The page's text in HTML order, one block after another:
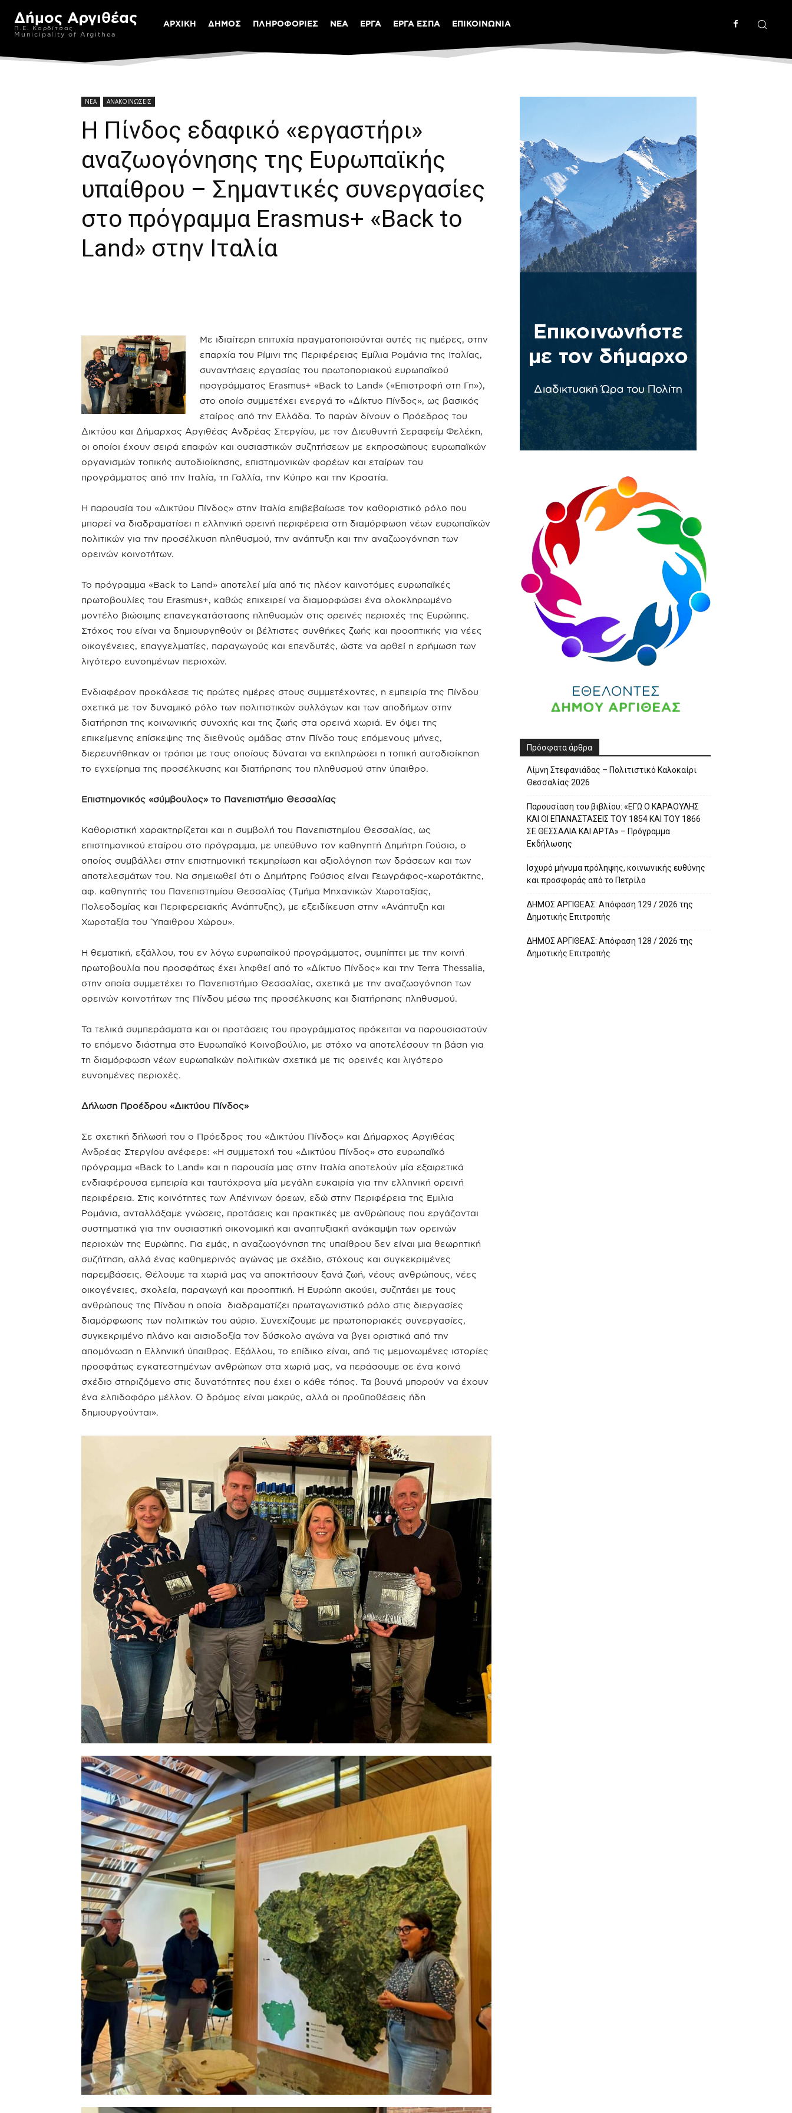
Δήμος Αργιθέας
Π.Ε. Καρδίτσας
Municipality of Argithea
ΑΡΧΙΚΗ ΔΗΜΟΣ ΠΛΗΡΟΦΟΡΙΕΣ ΝΕΑ ΕΡΓΑ ΕΡΓΑ ΕΣΠΑ ΕΠΙΚΟΙΝΩΝΙΑ
ΝΕΑ ΑΝΑΚΟΙΝΩΣΕΙΣ
Η Πίνδος εδαφικό «εργαστήρι»
αναζωογόνησης της Ευρωπαϊκής
υπαίθρου – Σημαντικές συνεργασίες
στο πρόγραμμα Erasmus+ «Back to
Land» στην Ιταλία
Με ιδιαίτερη επιτυχία πραγματοποιούνται αυτές τις ημέρες, στην
επαρχία του Ρίμινι της Περιφέρειας Εμίλια Ρομάνια της Ιταλίας,
συναντήσεις εργασίας του πρωτοποριακού ευρωπαϊκού
προγράμματος Erasmus+ «Back to Land» («Επιστροφή στη Γη»),
στο οποίο συμμετέχει ενεργά το «Δίκτυο Πίνδος», ως βασικός
εταίρος από την Ελλάδα. Το παρών δίνουν ο Πρόεδρος του
Δικτύου και Δήμαρχος Αργιθέας Ανδρέας Στεργίου, με τον Διευθυντή Σεραφείμ Φελέκη,
οι οποίοι έχουν σειρά επαφών και ουσιαστικών συζητήσεων με εκπροσώπους ευρωπαϊκών
οργανισμών τοπικής αυτοδιοίκησης, επιστημονικών φορέων και εταίρων του
προγράμματος από την Ιταλία, τη Γαλλία, την Κύπρο και την Κροατία.
Η παρουσία του «Δικτύου Πίνδος» στην Ιταλία επιβεβαίωσε τον καθοριστικό ρόλο που
μπορεί να διαδραματίσει η ελληνική ορεινή περιφέρεια στη διαμόρφωση νέων ευρωπαϊκών
πολιτικών για την προσέλκυση πληθυσμού, την ανάπτυξη και την αναζωογόνηση των
ορεινών κοινοτήτων.
Το πρόγραμμα «Back to Land» αποτελεί μία από τις πλέον καινοτόμες ευρωπαϊκές
πρωτοβουλίες του Erasmus+, καθώς επιχειρεί να διαμορφώσει ένα ολοκληρωμένο
μοντέλο βιώσιμης επανεγκατάστασης πληθυσμών στις ορεινές περιοχές της Ευρώπης.
Στόχος του είναι να δημιουργηθούν οι βέλτιστες συνθήκες ζωής και προοπτικής για νέες
οικογένειες, επαγγελματίες, παραγωγούς και επενδυτές, ώστε να αρθεί η ερήμωση των
λιγότερο ευνοημένων περιοχών.
Ενδιαφέρον προκάλεσε τις πρώτες ημέρες στους συμμετέχοντες, η εμπειρία της Πίνδου
σχετικά με τον δυναμικό ρόλο των πολιτιστικών συλλόγων και των αποδήμων στην
διατήρηση της κοινωνικής συνοχής και της ζωής στα ορεινά χωριά. Εν όψει της
επικείμενης επίσκεψης της διεθνούς ομάδας στην Πίνδο τους επόμενους μήνες,
διερευνήθηκαν οι τρόποι με τους οποίους δύναται να εκπληρώσει η τοπική αυτοδιοίκηση
το εγχείρημα της προσέλκυσης και διατήρησης του πληθυσμού στην ύπαιθρο.
Επιστημονικός «σύμβουλος» το Πανεπιστήμιο Θεσσαλίας
Καθοριστική χαρακτηρίζεται και η συμβολή του Πανεπιστημίου Θεσσαλίας, ως
επιστημονικού εταίρου στο πρόγραμμα, με υπεύθυνο τον καθηγητή Δημήτρη Γούσιο, ο
οποίος συμβάλλει στην επιστημονική τεκμηρίωση και αξιολόγηση των δράσεων και των
αποτελεσμάτων του. Να σημειωθεί ότι ο Δημήτρης Γούσιος είναι Γεωγράφος-χωροτάκτης,
αφ. καθηγητής του Πανεπιστημίου Θεσσαλίας (Τμήμα Μηχανικών Χωροταξίας,
Πολεοδομίας και Περιφερειακής Ανάπτυξης), με εξειδίκευση στην «Ανάπτυξη και
Χωροταξία του Ύπαιθρου Χώρου».
Η θεματική, εξάλλου, του εν λόγω ευρωπαϊκού προγράμματος, συμπίπτει με την κοινή
πρωτοβουλία που προσφάτως έχει ληφθεί από το «Δίκτυο Πίνδος» και την Terra Thessalia,
στην οποία συμμετέχει το Πανεπιστήμιο Θεσσαλίας, σχετικά με την αναζωογόνηση των
ορεινών κοινοτήτων της Πίνδου μέσω της προσέλκυσης και διατήρησης πληθυσμού.
Τα τελικά συμπεράσματα και οι προτάσεις του προγράμματος πρόκειται να παρουσιαστούν
το επόμενο διάστημα στο Ευρωπαϊκό Κοινοβούλιο, με στόχο να αποτελέσουν τη βάση για
τη διαμόρφωση νέων ευρωπαϊκών πολιτικών σχετικά με τις ορεινές και λιγότερο
ευνοημένες περιοχές.
Δήλωση Προέδρου «Δικτύου Πίνδος»
Σε σχετική δήλωσή του ο Πρόεδρος του «Δικτύου Πίνδος» και Δήμαρχος Αργιθέας
Ανδρέας Στεργίου ανέφερε: «Η συμμετοχή του «Δικτύου Πίνδος» στο ευρωπαϊκό
πρόγραμμα «Back to Land» και η παρουσία μας στην Ιταλία αποτελούν μία εξαιρετικά
ενδιαφέρουσα εμπειρία και ταυτόχρονα μία μεγάλη ευκαιρία για την ελληνική ορεινή
περιφέρεια. Στις κοινότητες των Απένινων όρεων, εδώ στην Περιφέρεια της Εμιλια
Ρομάνια, ανταλλάξαμε γνώσεις, προτάσεις και πρακτικές με ανθρώπους που εργάζονται
συστηματικά για την ουσιαστική οικονομική και αναπτυξιακή ανάκαμψη των ορεινών
περιοχών της Ευρώπης. Για εμάς, η αναζωογόνηση της υπαίθρου δεν είναι μια θεωρητική
συζήτηση, αλλά ένας καθημερινός αγώνας με σχέδιο, στόχους και συγκεκριμένες
παρεμβάσεις. Θέλουμε τα χωριά μας να αποκτήσουν ξανά ζωή, νέους ανθρώπους, νέες
οικογένειες, σχολεία, παραγωγή και προοπτική. Η Ευρώπη ακούει, συζητάει με τους
ανθρώπους της Πίνδου η οποία διαδραματίζει πρωταγωνιστικό ρόλο στις διεργασίες
διαμόρφωσης των πολιτικών του αύριο. Συνεχίζουμε με πρωτοποριακές συνεργασίες,
συγκεκριμένο πλάνο και αισιοδοξία τον δύσκολο αγώνα να βγει οριστικά από την
απομόνωση η Ελληνική ύπαιθρος. Εξάλλου, το επίδικο είναι, από τις μεμονωμένες ιστορίες
προσφάτως εγκατεστημένων ανθρώπων στα χωριά μας, να περάσουμε σε ένα κοινό
σχέδιο στηριζόμενο στις δυνατότητες που έχει ο κάθε τόπος. Τα βουνά μπορούν να έχουν
ένα ελπιδοφόρο μέλλον. Ο δρόμος είναι μακρύς, αλλά οι προϋποθέσεις ήδη
δημιουργούνται».
Πρόσφατα άρθρα
Λίμνη Στεφανιάδας – Πολιτιστικό Καλοκαίρι
Θεσσαλίας 2026
Παρουσίαση του βιβλίου: «ΕΓΩ Ο ΚΑΡΑΟΥΛΗΣ
ΚΑΙ ΟΙ ΕΠΑΝΑΣΤΑΣΕΙΣ ΤΟΥ 1854 ΚΑΙ ΤΟΥ 1866
ΣΕ ΘΕΣΣΑΛΙΑ ΚΑΙ ΑΡΤΑ» – Πρόγραμμα
Εκδήλωσης
Ισχυρό μήνυμα πρόληψης, κοινωνικής ευθύνης
και προσφοράς από το Πετρίλο
ΔΗΜΟΣ ΑΡΓΙΘΕΑΣ: Απόφαση 129 / 2026 της
Δημοτικής Επιτροπής
ΔΗΜΟΣ ΑΡΓΙΘΕΑΣ: Απόφαση 128 / 2026 της
Δημοτικής Επιτροπής